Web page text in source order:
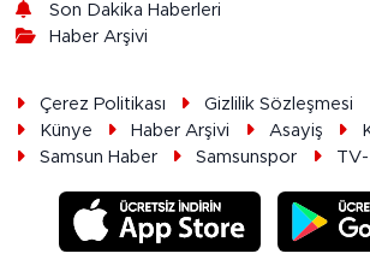
Son Dakika Haberleri
Haber Arşivi
Çerez Politikası Gizlilik Sözleşmesi
Künye
Haber Arşivi Asayiş
Samsun Haber
Samsunspor